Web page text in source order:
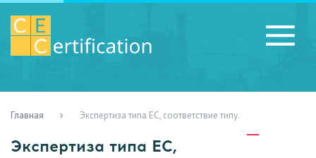
Главная Экспертиза типа ЕС, соответствие типу.
Экспертиза типа ЕС,